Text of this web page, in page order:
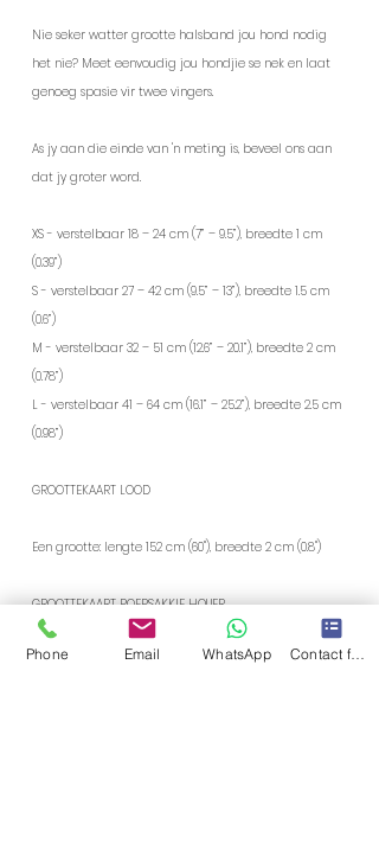
Nie seker watter grootte halsband jou hond nodig
het nie? Meet eenvoudig jou hondjie se nek en laat
genoeg spasie vir twee vingers.
As jy aan die einde van 'n meting is, beveel ons aan
dat jy groter word.
XS - verstelbaar 18 – 24 cm (7” – 9.5”), breedte 1 cm
(0.39”)
S - verstelbaar 27 – 42 cm (9.5” – 13”), breedte 1.5 cm
(0.6”)
M - verstelbaar 32 – 51 cm (12.6” – 20.1”), breedte 2 cm
(0.78”)
L - verstelbaar 41 – 64 cm (16.1” – 25.2”), breedte 2.5 cm
(0.98”)
GROOTTEKAART LOOD
Een grootte: lengte 152 cm (60"), breedte 2 cm (0.8")
GROOTTEKAART POEPSAKKIE HOUER
(8cmx5cmx5cm)
Phone Email WhatsApp Contact form